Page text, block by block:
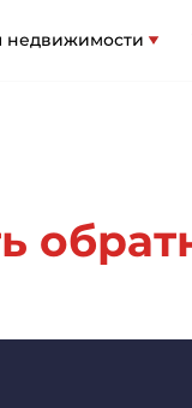
недвижимости